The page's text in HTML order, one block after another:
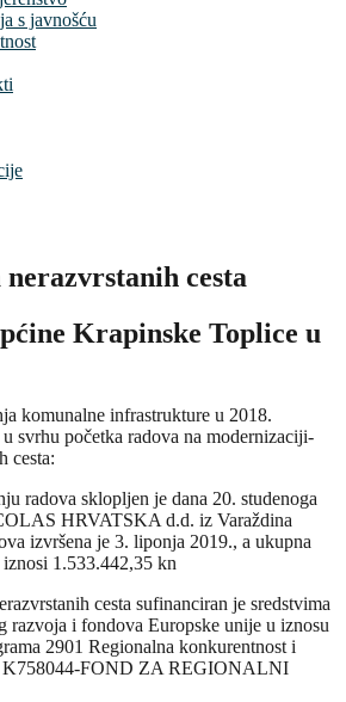
s javnošću
cesta
Krapinske Toplice u
komunalne infrastrukture u 2018.
svrhu početka radova na modernizaciji-
cesta:
radova sklopljen je dana 20. studenoga
HRVATSKA d.d. iz Varaždina
izvršena je 3. liponja 2019., a ukupna
1.533.442,35 kn
cesta sufinanciran je sredstvima
razvoja i fondova Europske unije u iznosu
2901 Regionalna konkurentnost i
K758044-FOND ZA REGIONALNI